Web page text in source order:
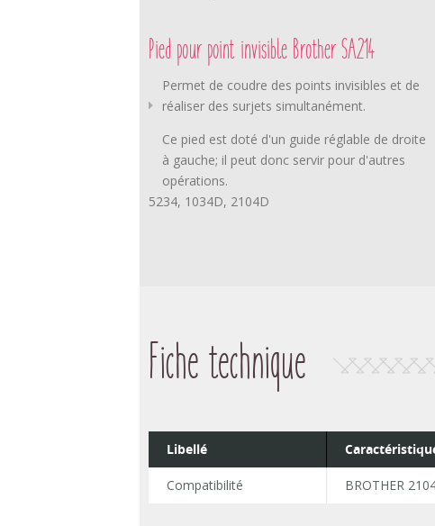
Pied pour point invisible Brother SA214
Permet de coudre des points invisibles et de
réaliser des surjets simultanément.
Ce pied est doté d'un guide réglable de droite
à gauche; il peut donc servir pour d'autres
opérations.
5234, 1034D, 2104D
Fiche technique
Libellé
Compatibilité BROTHER